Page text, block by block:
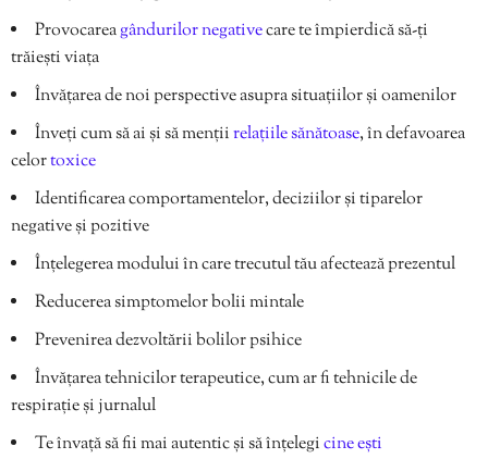
Provocareagândurilor negativecare te împierdică să-ți
trăiești viața
Învățarea de noi perspective asupra situațiilor și oamenilor
Înveți cum să ai și să mențiirelațiile sănătoase, în defavoarea
celortoxice
Identificarea comportamentelor, deciziilor și tiparelor
negative și pozitive
Înțelegerea modului în care trecutul tău afectează prezentul
Reducerea simptomelor bolii mintale
Prevenirea dezvoltării bolilor psihice
Învățarea tehnicilor terapeutice, cum ar fi tehnicile de
respirație și jurnalul
Te învață să fii mai autentic și să înțelegicine ești